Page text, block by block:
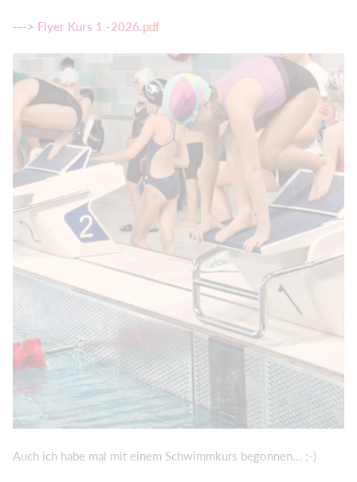
---> Flyer Kurs 1 -2026.pdf
Auch ich habe mal mit einem Schwimmkurs begonnen... ;-)